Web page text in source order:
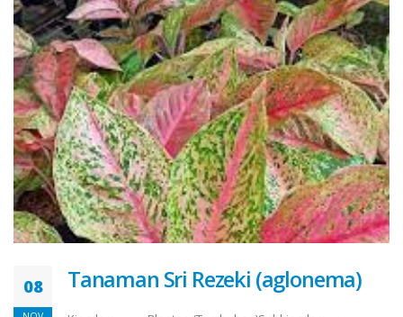
08 Tanaman Sri Rezeki (aglonema)